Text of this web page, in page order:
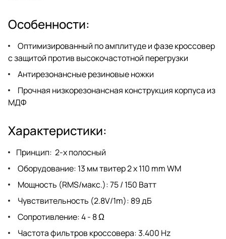
Особенности:
Оптимизированный по амплитуде и фазе кроссовер
с защитой против высокочастотной перегрузки
Антирезонансные резиновые ножки
Прочная низкорезонансная конструкция корпуса из
МДФ
Характеристики:
Принцип: 2-х полосный
Оборудование: 13 мм твитер 2 x 110 mm WM
Мощность (RMS/макс.): 75 / 150 Ватт
Чувствительность (2.8V/1m): 89 дБ
Сопротивление: 4 - 8 Ω
Частота фильтров кроссовера: 3.400 Hz